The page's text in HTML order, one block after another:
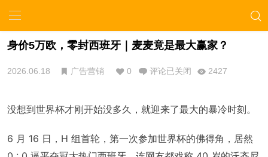
身价5万欧，零封西班牙｜麦麦竟是最大赢家？
2026.06.18 广告营销 0 评论已关闭 2427
没想到世界杯才刚开始没多久，就迎来了最大的暴冷时刻。
6 月 16 日，H 组首轮，第一次参加世界杯的佛得角，居然